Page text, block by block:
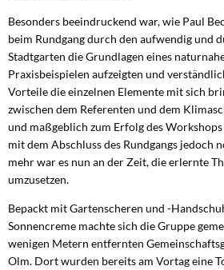
Besonders beeindruckend war, wie Paul
beim Rundgang durch den aufwendig und
Stadtgarten die Grundlagen eines
Praxisbeispielen aufzeigten und
Vorteile die einzelnen Elemente mit sich
zwischen dem Referenten und dem
und maßgeblich zum Erfolg des
mit dem Abschluss des Rundgangs jedoch
mehr war es nun an der Zeit, die erlernte
umzusetzen.
Bepackt mit Gartenscheren und -
Sonnencreme machte sich die Gruppe
wenigen Metern entfernten
Olm. Dort wurden bereits am Vortag eine